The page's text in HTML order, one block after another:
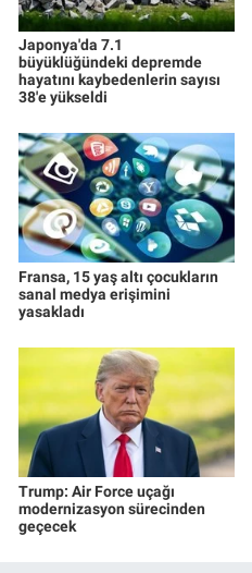
Japonya'da 7.1
büyüklüğündeki depremde
hayatını kaybedenlerin sayısı
38'e yükseldi
Fransa, 15 yaş altı çocukların
sanal medya erişimini
yasakladı
Trump: Air Force uçağı
modernizasyon sürecinden
geçecek